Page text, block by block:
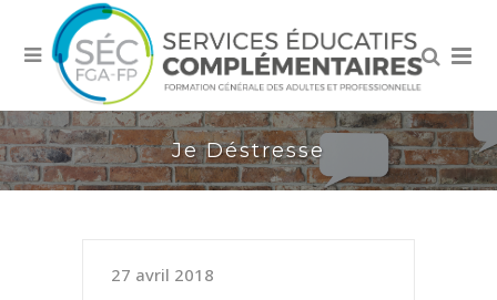
Je Déstresse
27 avril 2018